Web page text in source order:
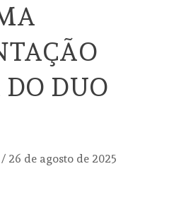
DUO
/ 26 de agosto de 2025